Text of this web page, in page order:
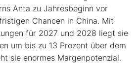
Anta zu Jahresbeginn vor
Chancen in China. Mit
für 2027 und 2028 liegt sie
um bis zu 13 Prozent über dem
sie enormes Margenpotenzial.